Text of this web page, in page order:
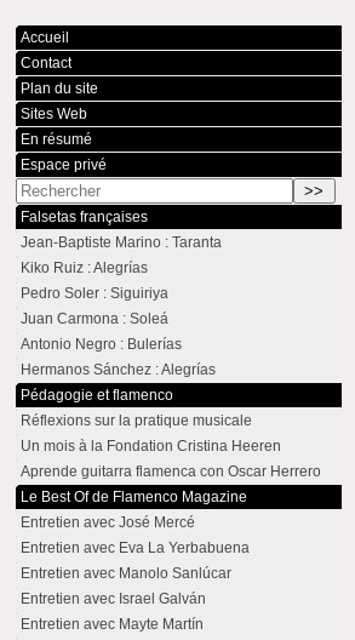
Accueil
Contact
Plan du site
Sites Web
En résumé
Espace privé
Falsetas françaises
Jean-Baptiste Marino : Taranta
Kiko Ruiz : Alegrías
Pedro Soler : Siguiriya
Juan Carmona : Soleá
Antonio Negro : Bulerías
Hermanos Sánchez : Alegrías
Pédagogie et flamenco
Réflexions sur la pratique musicale
Un mois à la Fondation Cristina Heeren
Aprende guitarra flamenca con Oscar Herrero
Le Best Of de Flamenco Magazine
Entretien avec José Mercé
Entretien avec Eva La Yerbabuena
Entretien avec Manolo Sanlúcar
Entretien avec Israel Galván
Entretien avec Mayte Martín